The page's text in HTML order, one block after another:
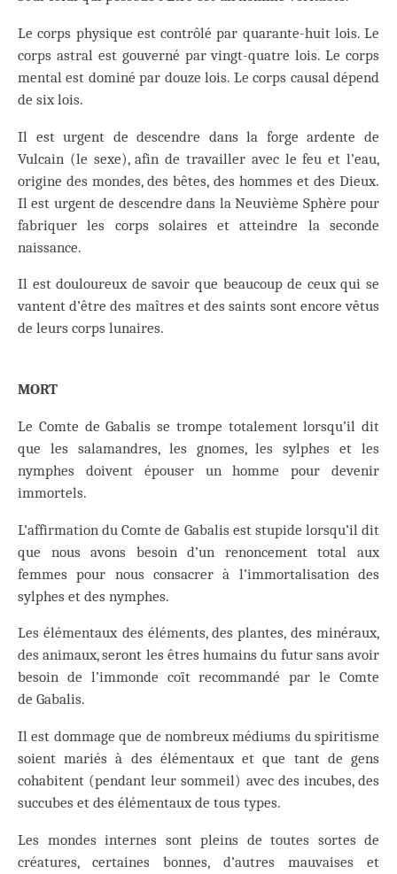
Le corps physique est contrôlé par quarante-huit lois. Le
corps astral est gouverné par vingt-quatre lois. Le corps
mental est dominé par douze lois. Le corps causal dépend
de six lois.
Il est urgent de descendre dans la forge ardente de
Vulcain (le sexe), afin de travailler avec le feu et l’eau,
origine des mondes, des bêtes, des hommes et des Dieux.
Il est urgent de descendre dans la Neuvième Sphère pour
fabriquer les corps solaires et atteindre la seconde
naissance.
Il est douloureux de savoir que beaucoup de ceux qui se
vantent d’être des maîtres et des saints sont encore vêtus
de leurs corps lunaires.
MORT
Le Comte de Gabalis se trompe totalement lorsqu’il dit
que les salamandres, les gnomes, les sylphes et les
nymphes doivent épouser un homme pour devenir
immortels.
L’affirmation du Comte de Gabalis est stupide lorsqu’il dit
que nous avons besoin d’un renoncement total aux
femmes pour nous consacrer à l’immortalisation des
sylphes et des nymphes.
Les élémentaux des éléments, des plantes, des minéraux,
des animaux, seront les êtres humains du futur sans avoir
besoin de l’immonde coït recommandé par le Comte
de Gabalis.
Il est dommage que de nombreux médiums du spiritisme
soient mariés à des élémentaux et que tant de gens
cohabitent (pendant leur sommeil) avec des incubes, des
succubes et des élémentaux de tous types.
Les mondes internes sont pleins de toutes sortes de
créatures, certaines bonnes, d’autres mauvaises et